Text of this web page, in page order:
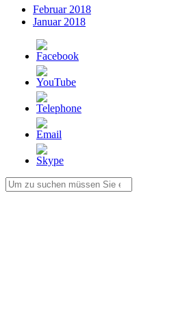
Februar 2018
Januar 2018